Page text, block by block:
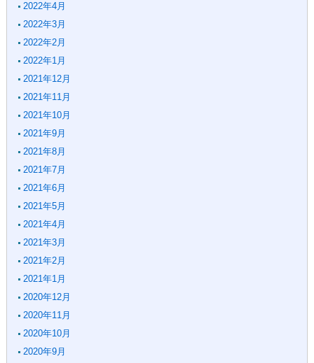
2022年4月
2022年3月
2022年2月
2022年1月
2021年12月
2021年11月
2021年10月
2021年9月
2021年8月
2021年7月
2021年6月
2021年5月
2021年4月
2021年3月
2021年2月
2021年1月
2020年12月
2020年11月
2020年10月
2020年9月